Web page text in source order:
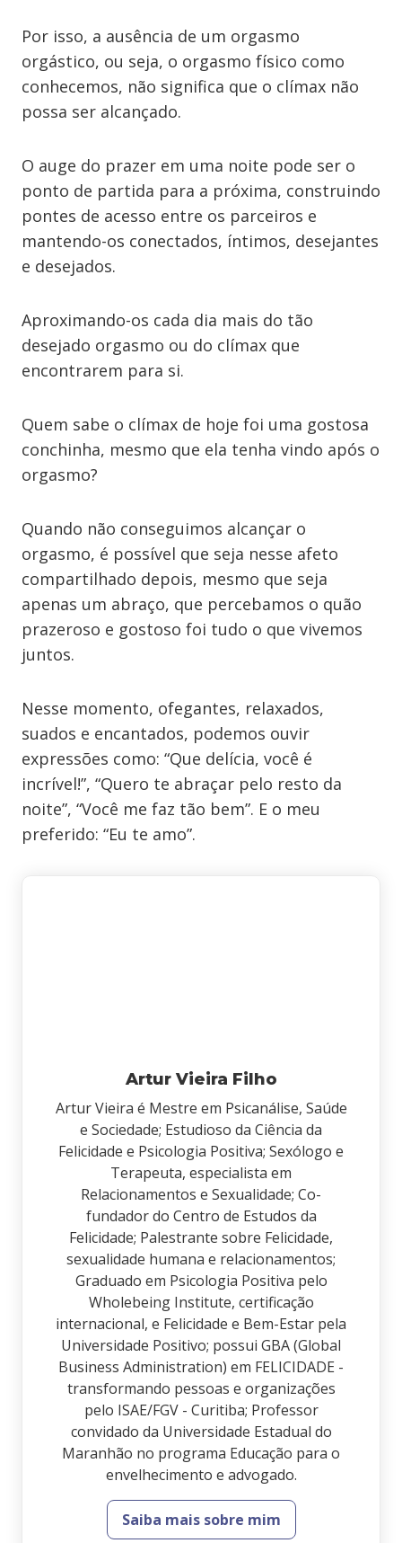
Por isso, a ausência de um orgasmo
orgástico, ou seja, o orgasmo físico como
conhecemos, não significa que o clímax não
possa ser alcançado.
O auge do prazer em uma noite pode ser o
ponto de partida para a próxima, construindo
pontes de acesso entre os parceiros e
mantendo-os conectados, íntimos, desejantes
e desejados.
Aproximando-os cada dia mais do tão
desejado orgasmo ou do clímax que
encontrarem para si.
Quem sabe o clímax de hoje foi uma gostosa
conchinha, mesmo que ela tenha vindo após o
orgasmo?
Quando não conseguimos alcançar o
orgasmo, é possível que seja nesse afeto
compartilhado depois, mesmo que seja
apenas um abraço, que percebamos o quão
prazeroso e gostoso foi tudo o que vivemos
juntos.
Nesse momento, ofegantes, relaxados,
suados e encantados, podemos ouvir
expressões como: “Que delícia, você é
incrível!”, “Quero te abraçar pelo resto da
noite”, “Você me faz tão bem”. E o meu
preferido: “Eu te amo”.
Artur Vieira Filho
Artur Vieira é Mestre em Psicanálise, Saúde
e Sociedade; Estudioso da Ciência da
Felicidade e Psicologia Positiva; Sexólogo e
Terapeuta, especialista em
Relacionamentos e Sexualidade; Co-
fundador do Centro de Estudos da
Felicidade; Palestrante sobre Felicidade,
sexualidade humana e relacionamentos;
Graduado em Psicologia Positiva pelo
Wholebeing Institute, certificação
internacional, e Felicidade e Bem-Estar pela
Universidade Positivo; possui GBA (Global
Business Administration) em FELICIDADE -
transformando pessoas e organizações
pelo ISAE/FGV - Curitiba; Professor
convidado da Universidade Estadual do
Maranhão no programa Educação para o
envelhecimento e advogado.
Saiba mais sobre mim